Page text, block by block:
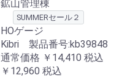
鉱山管理棟
SUMMERセール２
HOゲージ
Kibri 製品番号:kb39848
通常価格 ￥14,410 税込
￥12,960 税込